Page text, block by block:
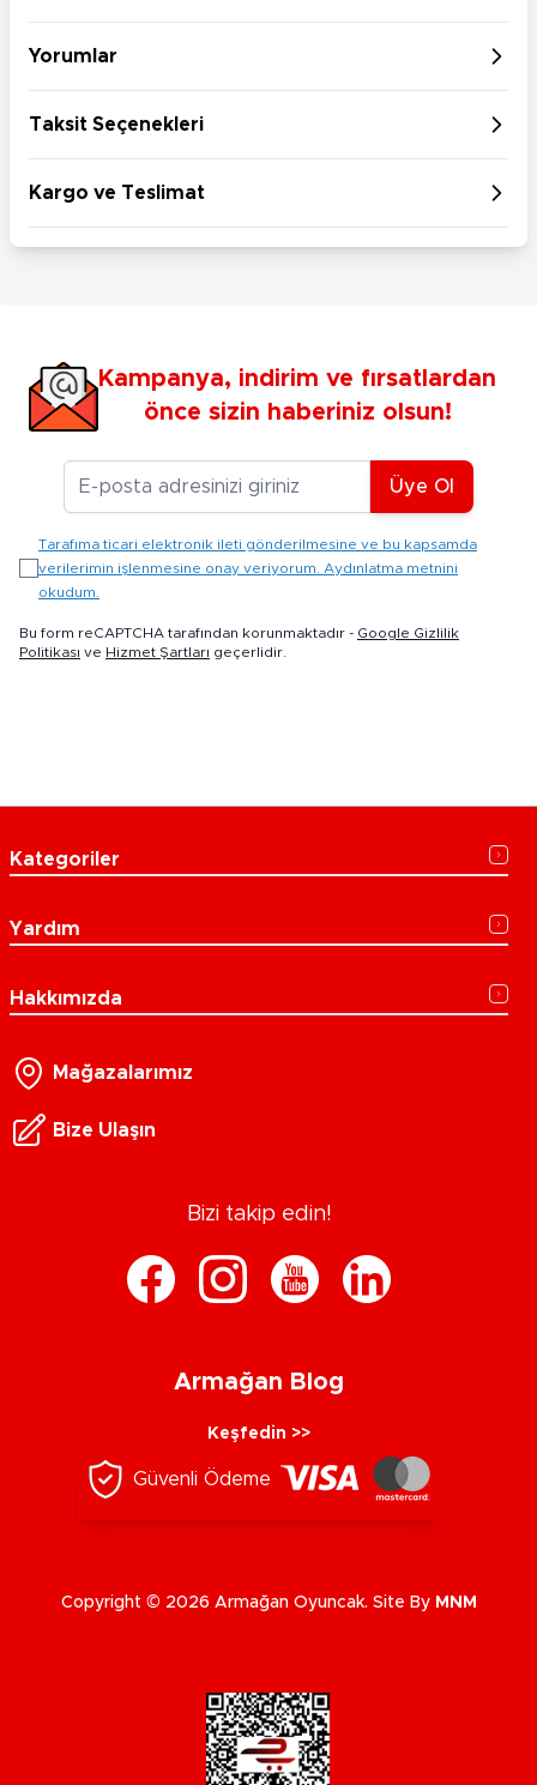
Yorumlar
Taksit Seçenekleri
Kargo ve Teslimat
Kampanya, indirim ve fırsatlardan
önce sizin haberiniz olsun!
E-posta Adresiniz
Üye Ol
Tarafıma ticari elektronik ileti gönderilmesine ve bu kapsamda
verilerimin işlenmesine onay veriyorum. Aydınlatma metnini
okudum.
Bu form reCAPTCHA tarafından korunmaktadır - Google Gizlilik
Politikası ve Hizmet Şartları geçerlidir.
Kategoriler
Yardım
Hakkımızda
Mağazalarımız
Bize Ulaşın
Bizi takip edin!
Armağan Blog
Keşfedin >>
Güvenli Ödeme
Copyright © 2026 Armağan Oyuncak. Site By MNM